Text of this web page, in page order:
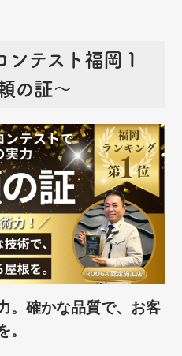
ンテスト福岡１
の証～
。確かな品質で、お客
。